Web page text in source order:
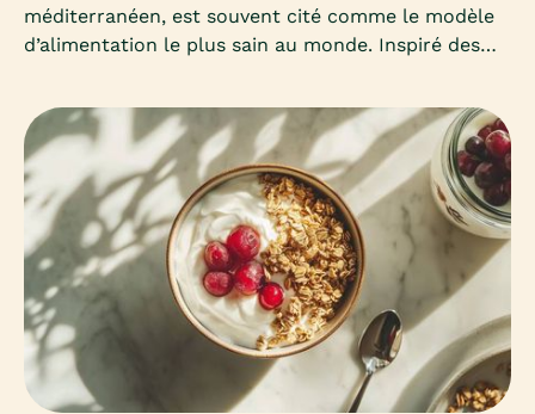
méditerranéen, est souvent cité comme le modèle
d’alimentation le plus sain au monde. Inspiré des
simplicité, les produits frais et les bonnes graisses.
Mais peut-il vraiment aider à maigrir ? Comment
l’adapter en hiver ? Voici un guide complet pour
comprendre et adopter ce mode d’alimentation
équilibré.